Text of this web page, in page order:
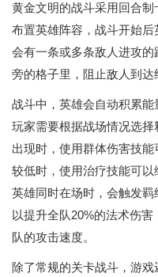
黄金文明的战斗采用回合
布置英雄阵容，战斗开始
会有一条或多条敌人进攻
旁的格子里，阻止敌人到达
战斗中，英雄会自动积累能
玩家需要根据战场情况选
出现时，使用群体伤害技
较低时，使用治疗技能可
英雄同时在场时，会触发
以提升全队20%的法术伤
队的攻击速度。
除了常规的关卡战斗，游